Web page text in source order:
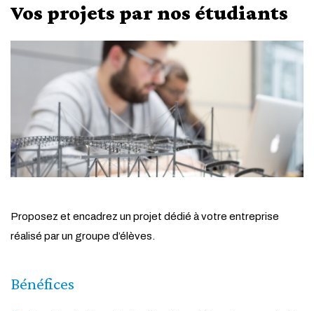
Vos projets par nos étudiants
Proposez et encadrez un projet dédié à votre entreprise
réalisé par un groupe d’élèves.
Bénéfices